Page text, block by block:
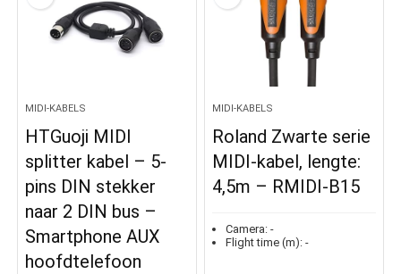
MIDI-KABELS
HTGuoji MIDI
splitter kabel – 5-
pins DIN stekker
naar 2 DIN bus –
Smartphone AUX
hoofdtelefoon
MIDI-KABELS
Roland Zwarte serie
MIDI-kabel, lengte:
4,5m – RMIDI-B15
Camera: -
Flight time (m): -